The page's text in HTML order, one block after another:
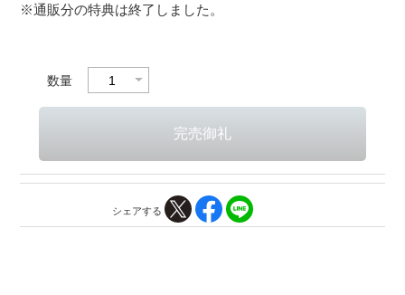
※通販分の特典は終了しました。
数量
シェアする